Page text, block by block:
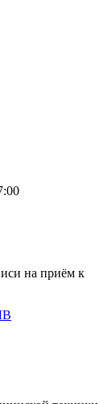
на приём к